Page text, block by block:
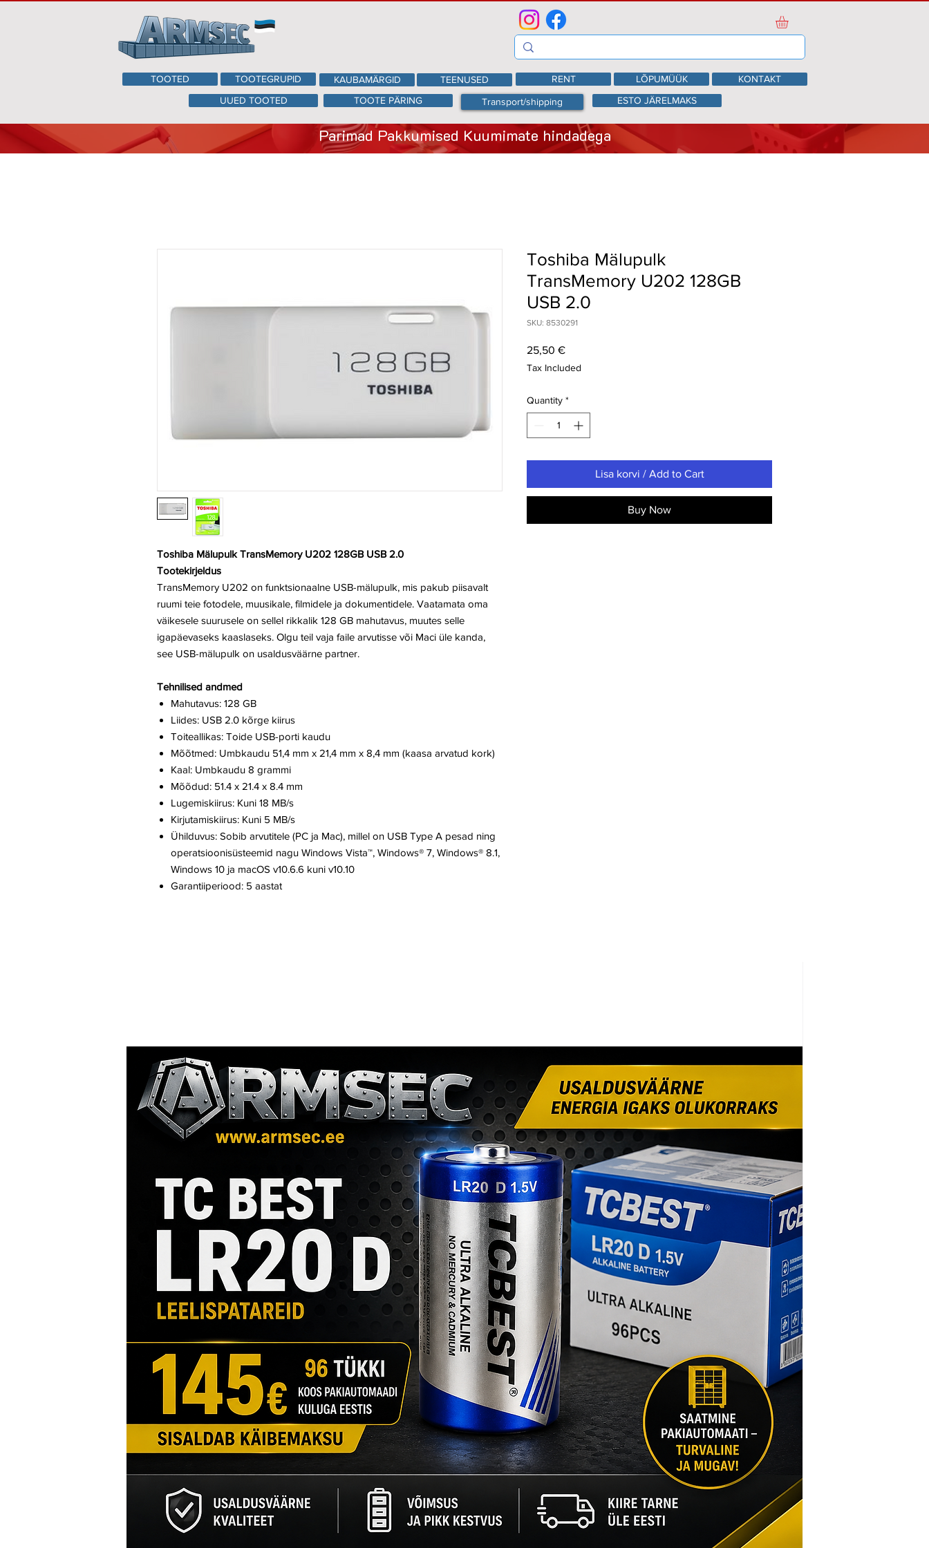
TOOTED
TOOTEGRUPID
UUED TOOTED
KAUBAMÄRGID TEENUSED RENT LÕPUMÜÜK
KONTAKT
TOOTE PÄRING
Transport/shipping ESTO JÄRELMAKS
Parimad Pakkumised Kuumimate hindadega
Toshiba Mälupulk TransMemory U202 128GB USB 2.0
Tootekirjeldus
TransMemory U202 on funktsionaalne USB-mälupulk, mis pakub piisavalt
ruumi teie fotodele, muusikale, filmidele ja dokumentidele. Vaatamata oma
väikesele suurusele on sellel rikkalik 128 GB mahutavus, muutes selle
igapäevaseks kaaslaseks. Olgu teil vaja faile arvutisse või Maci üle kanda,
see USB-mälupulk on usaldusväärne partner.
Tehnilised andmed
Mahutavus: 128 GB
Liides: USB 2.0 kõrge kiirus
Toiteallikas: Toide USB-porti kaudu
Mõõtmed: Umbkaudu 51,4 mm x 21,4 mm x 8,4 mm (kaasa arvatud kork)
Kaal: Umbkaudu 8 grammi
Mõõdud: 51.4 x 21.4 x 8.4 mm
Lugemiskiirus: Kuni 18 MB/s
Kirjutamiskiirus: Kuni 5 MB/s
Ühilduvus: Sobib arvutitele (PC ja Mac), millel on USB Type A pesad ning
operatsioonisüsteemid nagu Windows Vista™, Windows® 7, Windows® 8.1,
Windows 10 ja macOS v10.6.6 kuni v10.10
Garantiiperiood: 5 aastat
Toshiba Mälupulk
TransMemory U202 128GB
USB 2.0
SKU: 8530291
25,50 €Price
Tax Included
Quantity *
Lisa korvi / Add to Cart
Buy Now